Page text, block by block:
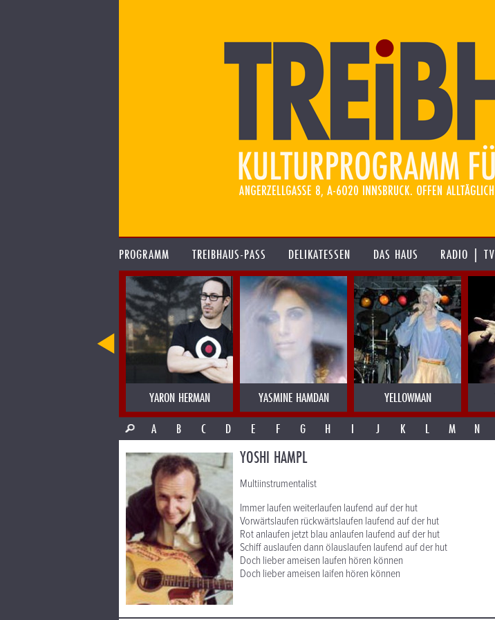
PROGRAMM TREIBHAUS-PASS DELIKATESSEN DAS HAUS RADIO | TV
YARON HERMAN YASMINE HAMDAN YELLOWMAN
A
B C D E F G H I J K L M N
YOSHI HAMPL
Multiinstrumentalist
Immer laufen weiterlaufen laufend auf der hut
Vorwärtslaufen rückwärtslaufen laufend auf der hut
Rot anlaufen jetzt blau anlaufen laufend auf der hut
Schiff auslaufen dann ölauslaufen laufend auf der hut
Doch lieber ameisen laufen hören können
Doch lieber ameisen laifen hören können